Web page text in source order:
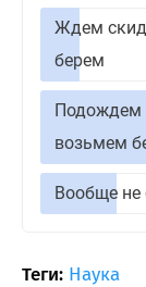
Ждем
берем
Подождем
возьмем
Вообще не
Теги: Наука